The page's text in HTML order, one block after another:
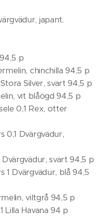
japant.
p
chinchilla 94,5 p
Silver, svart 94,5 p
vit blåögd 94,5 p
0,1 Rex, otter
0,1 Dvärgvädur,
svart 94,5 p
1 Dvärgvädur, blå 94,5
viltgrå 94,5 p
Lilla Havana 94 p